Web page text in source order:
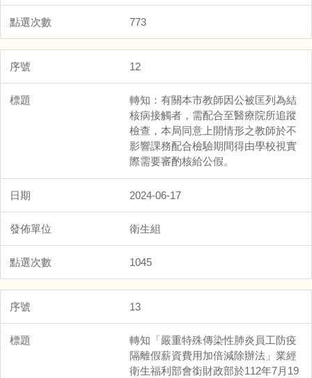
773
12
轉知：有關本市教師因公被匡列為結
核病接觸者，需配合至醫療院所追蹤
檢查，本局同意上開情形之教師於不
影響課務配合檢驗期間得由學校視實
際需要審酌核給公假。
2024-06-17
衛生組
1045
13
轉知「嚴重特殊傳染性肺炎員工防疫
隔離假薪資費用加倍減除辦法」業經
衛生福利部會銜財政部於112年7月19